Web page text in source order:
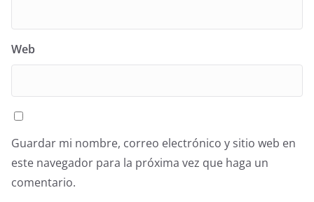
Web
Guardar mi nombre, correo electrónico y sitio web en
este navegador para la próxima vez que haga un
comentario.